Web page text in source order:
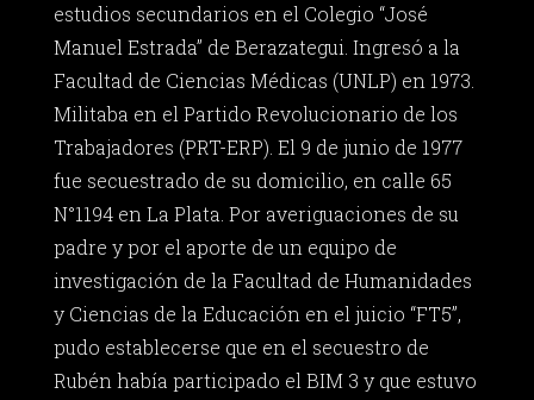
estudios secundarios en el Colegio “José
Manuel Estrada” de Berazategui. Ingresó a la
Facultad de Ciencias Médicas (UNLP) en 1973.
Militaba en el Partido Revolucionario de los
Trabajadores (PRT-ERP). El 9 de junio de 1977
fue secuestrado de su domicilio, en calle 65
N°1194 en La Plata. Por averiguaciones de su
padre y por el aporte de un equipo de
investigación de la Facultad de Humanidades
y Ciencias de la Educación en el juicio “FT5”,
pudo establecerse que en el secuestro de
Rubén había participado el BIM 3 y que estuvo